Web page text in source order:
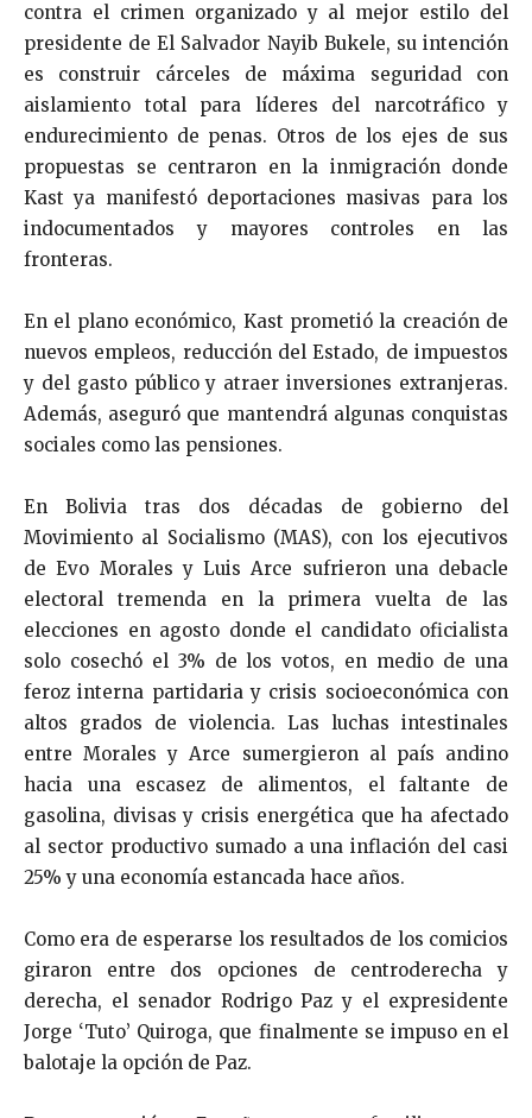
contra el crimen organizado y al mejor estilo del
presidente de El Salvador Nayib Bukele, su intención
es construir cárceles de máxima seguridad con
aislamiento total para líderes del narcotráfico y
endurecimiento de penas. Otros de los ejes de sus
propuestas se centraron en la inmigración donde
Kast ya manifestó deportaciones masivas para los
indocumentados y mayores controles en las
fronteras.
En el plano económico, Kast prometió la creación de
nuevos empleos, reducción del Estado, de impuestos
y del gasto público y atraer inversiones extranjeras.
Además, aseguró que mantendrá algunas conquistas
sociales como las pensiones.
En Bolivia tras dos décadas de gobierno del
Movimiento al Socialismo (MAS), con los ejecutivos
de Evo Morales y Luis Arce sufrieron una debacle
electoral tremenda en la primera vuelta de las
elecciones en agosto donde el candidato oficialista
solo cosechó el 3% de los votos, en medio de una
feroz interna partidaria y crisis socioeconómica con
altos grados de violencia. Las luchas intestinales
entre Morales y Arce sumergieron al país andino
hacia una escasez de alimentos, el faltante de
gasolina, divisas y crisis energética que ha afectado
al sector productivo sumado a una inflación del casi
25% y una economía estancada hace años.
Como era de esperarse los resultados de los comicios
giraron entre dos opciones de centroderecha y
derecha, el senador Rodrigo Paz y el expresidente
Jorge ‘Tuto’ Quiroga, que finalmente se impuso en el
balotaje la opción de Paz.